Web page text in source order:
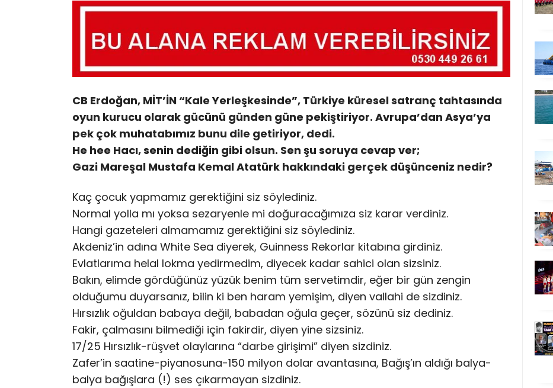
CB Erdoğan, MİT’İN “Kale Yerleşkesinde”, Türkiye küresel satranç tahtasında
oyun kurucu olarak gücünü günden güne pekiştiriyor. Avrupa’dan Asya’ya
pek çok muhatabımız bunu dile getiriyor, dedi.
He hee Hacı, senin dediğin gibi olsun. Sen şu soruya cevap ver;
Gazi Mareşal Mustafa Kemal Atatürk hakkındaki gerçek düşünceniz nedir?
Kaç çocuk yapmamız gerektiğini siz söylediniz.
Normal yolla mı yoksa sezaryenle mi doğuracağımıza siz karar verdiniz.
Hangi gazeteleri almamamız gerektiğini siz söylediniz.
Akdeniz’in adına White Sea diyerek, Guinness Rekorlar kitabına girdiniz.
Evlatlarıma helal lokma yedirmedim, diyecek kadar sahici olan sizsiniz.
Bakın, elimde gördüğünüz yüzük benim tüm servetimdir, eğer bir gün zengin
olduğumu duyarsanız, bilin ki ben haram yemişim, diyen vallahi de sizdiniz.
Hırsızlık oğuldan babaya değil, babadan oğula geçer, sözünü siz dediniz.
Fakir, çalmasını bilmediği için fakirdir, diyen yine sizsiniz.
17/25 Hırsızlık-rüşvet olaylarına “darbe girişimi” diyen sizdiniz.
Zafer’in saatine-piyanosuna-150 milyon dolar avantasına, Bağış’ın aldığı balya-
balya bağışlara (!) ses çıkarmayan sizdiniz.